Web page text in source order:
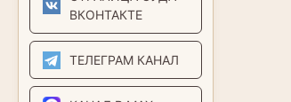
ВКОНТАКТЕ
ТЕЛЕГРАМ КАНАЛ